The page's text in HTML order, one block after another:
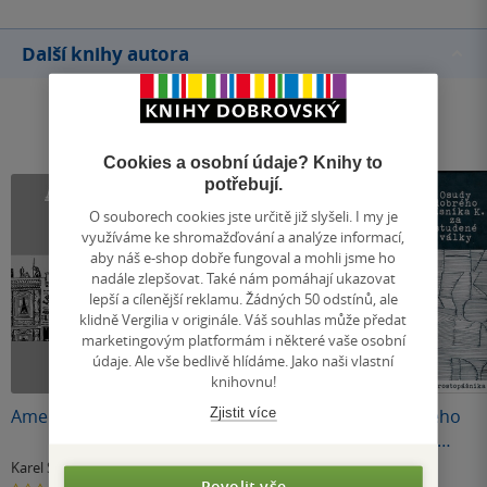
Další knihy autora
Amerika
Karel Sýs,Kamil Lhoták
Neumannovy
Karel Sýs& další
Osudy dobrého
studené války
Karel Sýs
Cookies a osobní údaje? Knihy to
potřebují.
O souborech cookies jste určitě již slyšeli. I my je
využíváme ke shromažďování a analýze informací,
aby náš e-shop dobře fungoval a mohli jsme ho
nadále zlepšovat. Také nám pomáhají ukazovat
lepší a cílenější reklamu. Žádných 50 odstínů, ale
klidně Vergilia v originále. Váš souhlas může předat
marketingovým platformám i některé vaše osobní
údaje. Ale vše bedlivě hlídáme. Jako naši vlastní
knihovnu!
Zjistit více